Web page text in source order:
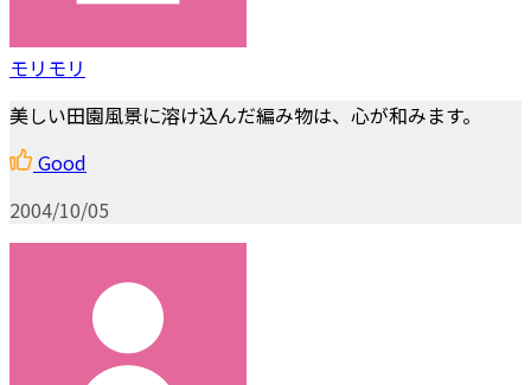
モリモリ
美しい田園風景に溶け込んだ編み物は、心が和みます。
Good
2004/10/05